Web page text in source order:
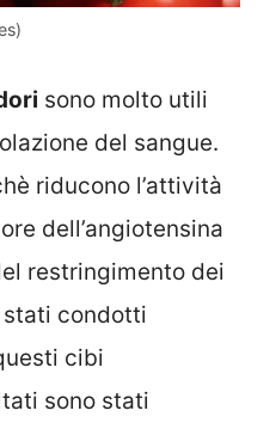
sono molto utili
del sangue.
riducono l’attività
dell’angiotensina
restringimento dei
stati condotti
cibi
sono stati